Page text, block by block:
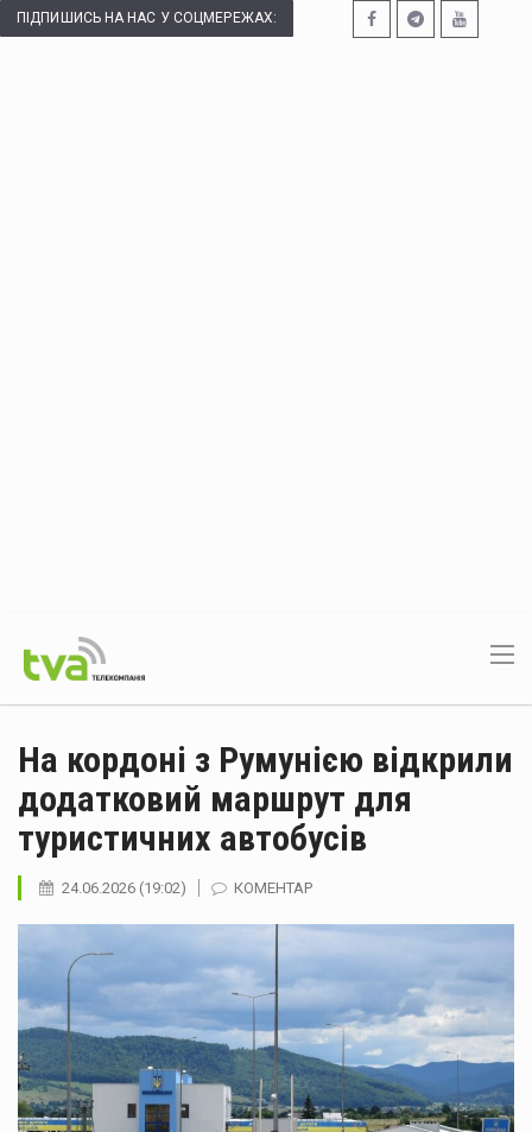
ПІДПИШИСЬ НА НАС У СОЦМЕРЕЖАХ:
На кордоні з Румунією відкрили
додатковий маршрут для
туристичних автобусів
24.06.2026 (19:02) КОМЕНТАР